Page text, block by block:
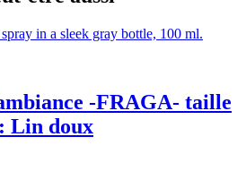
-FRAGA- taille
Lin doux